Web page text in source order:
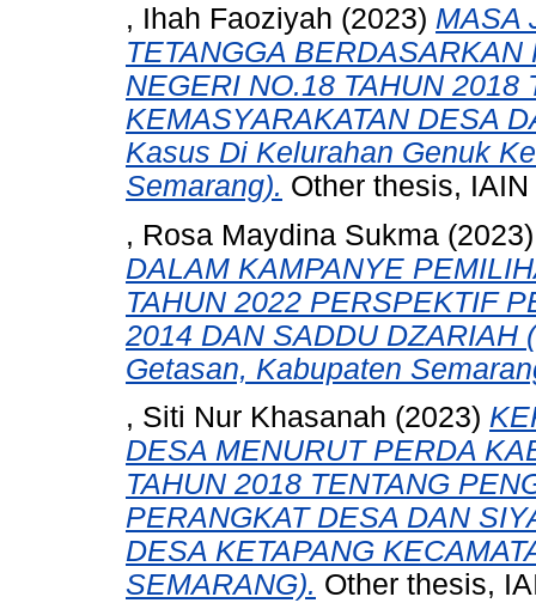
, Ihah Faoziyah (2023) MASA
TETANGGA
NEGERI NO.18 TAHUN 2018
KEMASYARAKATAN DESA
Kasus Di Kelurahan Genuk
Semarang). Other thesis,
, Rosa Maydina Sukma
DALAM KAMPANYE
TAHUN 2022 PERSPEKTIF
2014 DAN SADDU DZARIAH
Getasan, Kabupaten
, Siti Nur Khasanah (2023)
DESA MENURUT PERDA
TAHUN 2018 TENTANG
PERANGKAT DESA DAN
DESA KETAPANG
SEMARANG). Other thesis,